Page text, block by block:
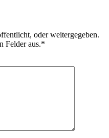
oder weitergegeben.
Felder aus.*